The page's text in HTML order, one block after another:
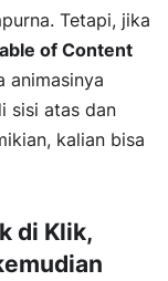
Tetapi, jika
of Content
animasinya
sisi atas dan
kalian bisa
di Klik,